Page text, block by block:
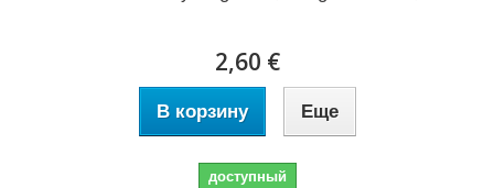
2,60 €
В корзину Еще
доступный